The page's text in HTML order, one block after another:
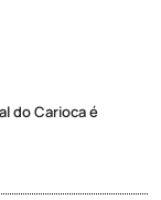
do Carioca é